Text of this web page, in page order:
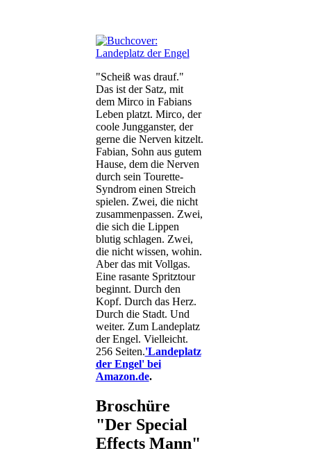
"Scheiß was drauf."
Das ist der Satz, mit
dem Mirco in Fabians
Leben platzt. Mirco, der
coole Jungganster, der
gerne die Nerven kitzelt.
Fabian, Sohn aus gutem
Hause, dem die Nerven
durch sein Tourette-
Syndrom einen Streich
spielen. Zwei, die nicht
zusammenpassen. Zwei,
die sich die Lippen
blutig schlagen. Zwei,
die nicht wissen, wohin.
Aber das mit Vollgas.
Eine rasante Spritztour
beginnt. Durch den
Kopf. Durch das Herz.
Durch die Stadt. Und
weiter. Zum Landeplatz
der Engel. Vielleicht.
256 Seiten.'Landeplatz
der Engel' bei
Amazon.de.
Broschüre
"Der Special
Effects Mann"